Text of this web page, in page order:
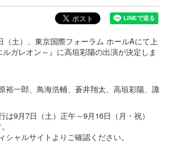
（土）、東京国際フォーラム ホールAにて上
ガレオン～』に高垣彩陽の出演が決定しま
裕一郎、鳥海浩輔、蒼井翔太、高垣彩陽、諏
9月7日（土）正午～9月16日（月・祝）
ャルサイトよりご確認ください。